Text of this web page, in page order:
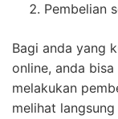
Pembelian
Bagi anda yang
online, anda
melakukan
melihat